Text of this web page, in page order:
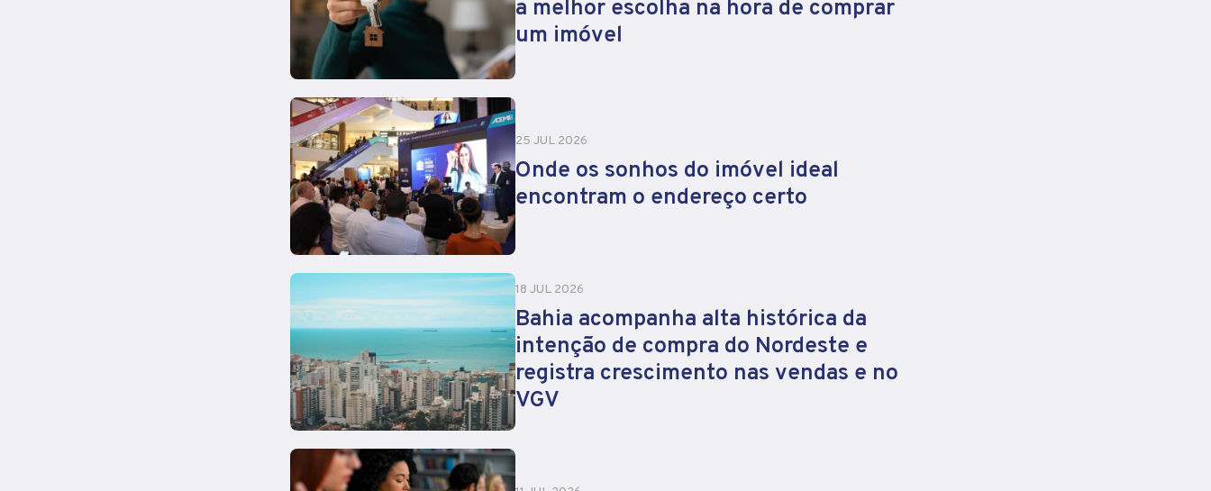
a melhor escolha na hora de comprar
um imóvel
25 JUL 2026
Onde os sonhos do imóvel ideal
encontram o endereço certo
18 JUL 2026
Bahia acompanha alta histórica da
intenção de compra do Nordeste e
registra crescimento nas vendas e no
VGV